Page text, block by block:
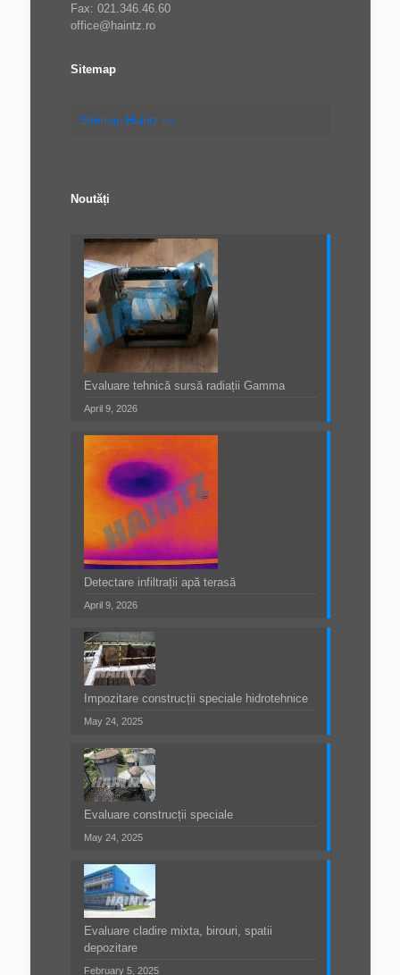
Fax: 021.346.46.60
office@haintz.ro
Sitemap
Sitemap Haintz.ro
Noutăți
Evaluare tehnică sursă radiații Gamma
April 9, 2026
Detectare infiltrații apă terasă
April 9, 2026
Impozitare construcții speciale hidrotehnice
May 24, 2025
Evaluare construcții speciale
May 24, 2025
Evaluare cladire mixta, birouri, spatii
depozitare
February 5, 2025